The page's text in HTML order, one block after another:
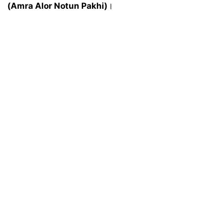
(Amra Alor Notun Pakhi) ।